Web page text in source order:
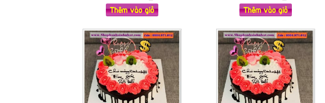
Thêm vào giỏ Thêm vào giỏ